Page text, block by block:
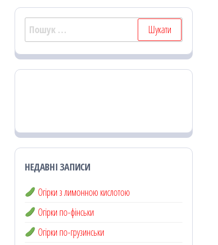
Пошук:
НЕДАВНІ ЗАПИСИ
Огірки з лимонною кислотою
Огірки по-фінськи
Огірки по-грузинськи